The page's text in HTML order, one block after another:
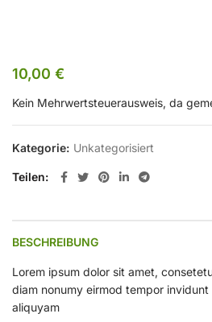
10,00 €
Kein Mehrwertsteuerausweis, da
Kategorie: Unkategorisiert
Teilen
BESCHREIBUNG
Lorem ipsum dolor sit amet,
diam nonumy eirmod tempor
aliquyam